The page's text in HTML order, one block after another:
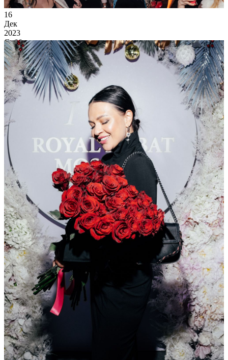
16
Дек
2023
Суббота
Праздник Каждый День!
15 337
6 49
×
Ссылка на отбор фото